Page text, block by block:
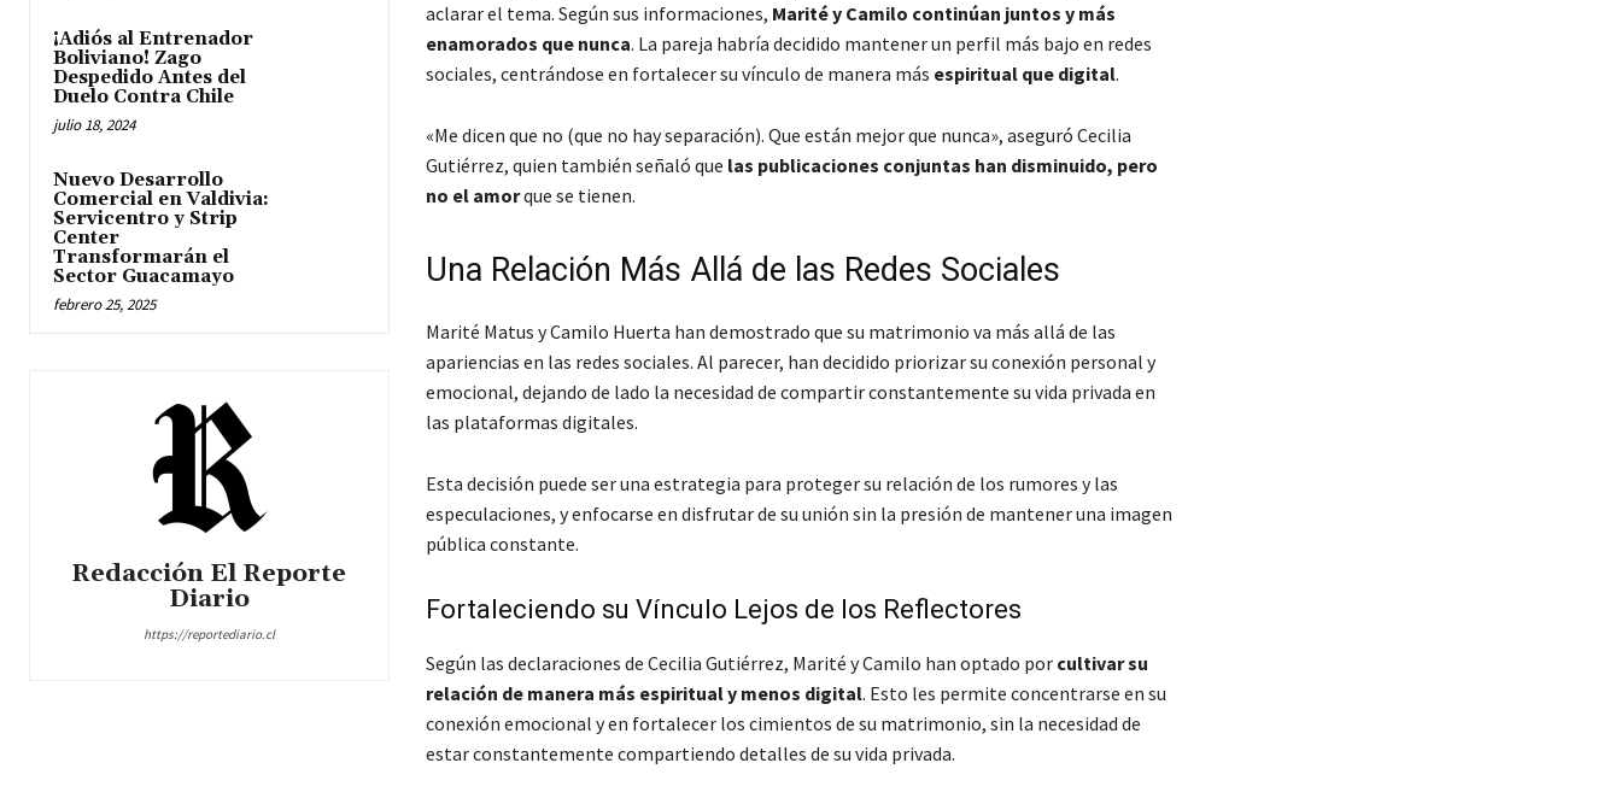
¡Adiós al Entrenador
Boliviano! Zago
Despedido Antes del
Duelo Contra Chile
julio 18, 2024
Nuevo Desarrollo
Comercial en Valdivia:
Servicentro y Strip
Center
Transformarán el
Sector Guacamayo
febrero 25, 2025
Redacción El Reporte
Diario
https://reportediario.cl
aclarar el tema. Según sus informaciones, Marité y Camilo continúan juntos y más
enamorados que nunca. La pareja habría decidido mantener un perfil más bajo en redes
sociales, centrándose en fortalecer su vínculo de manera más espiritual que digital.
«Me dicen que no (que no hay separación). Que están mejor que nunca», aseguró Cecilia
Gutiérrez, quien también señaló que las publicaciones conjuntas han disminuido, pero
no el amorque se tienen.
Una Relación Más Allá de las Redes Sociales
Marité Matus y Camilo Huerta han demostrado que su matrimonio va más allá de las
apariencias en las redes sociales. Al parecer, han decidido priorizar su conexión personal y
emocional, dejando de lado la necesidad de compartir constantemente su vida privada en
las plataformas digitales.
Esta decisión puede ser una estrategia para proteger su relación de los rumores y las
especulaciones, y enfocarse en disfrutar de su unión sin la presión de mantener una imagen
pública constante.
Fortaleciendo su Vínculo Lejos de los Reflectores
Según las declaraciones de Cecilia Gutiérrez, Marité y Camilo han optado por cultivar su
relación de manera más espiritual y menos digital. Esto les permite concentrarse en su
conexión emocional y en fortalecer los cimientos de su matrimonio, sin la necesidad de
estar constantemente compartiendo detalles de su vida privada.